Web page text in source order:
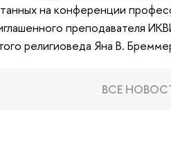
на конференции
преподавателя
религиоведа Яна В.
ВСЕ